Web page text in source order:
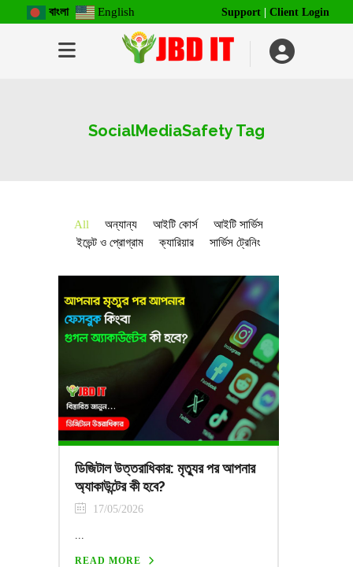
বাংলা English Support Client Login
SocialMediaSafety Tag
All অন্যান্য আইটি কোর্স
আইটি সার্ভিস
ইভেন্ট ও প্রোগ্রাম
ক্যারিয়ার সার্ভিস ট্রেনিং
ডিজিটাল উত্তরাধিকার: মৃত্যুর পর আপনার
অ্যাকাউন্টের কী হবে?
17/05/2026
...
READ MORE